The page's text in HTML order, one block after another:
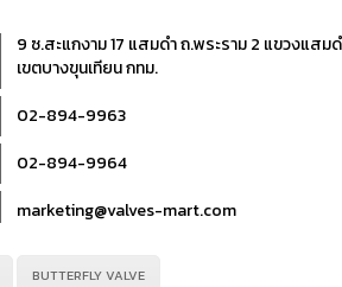
9 ซ.สะแกงาม 17 แสมดำ ถ.พระราม 2 แขวงแสม
เขตบางขุนเทียน กทม.
02-894-9963
02-894-9964
marketing@valves-mart.com
BUTTERFLY VALVE